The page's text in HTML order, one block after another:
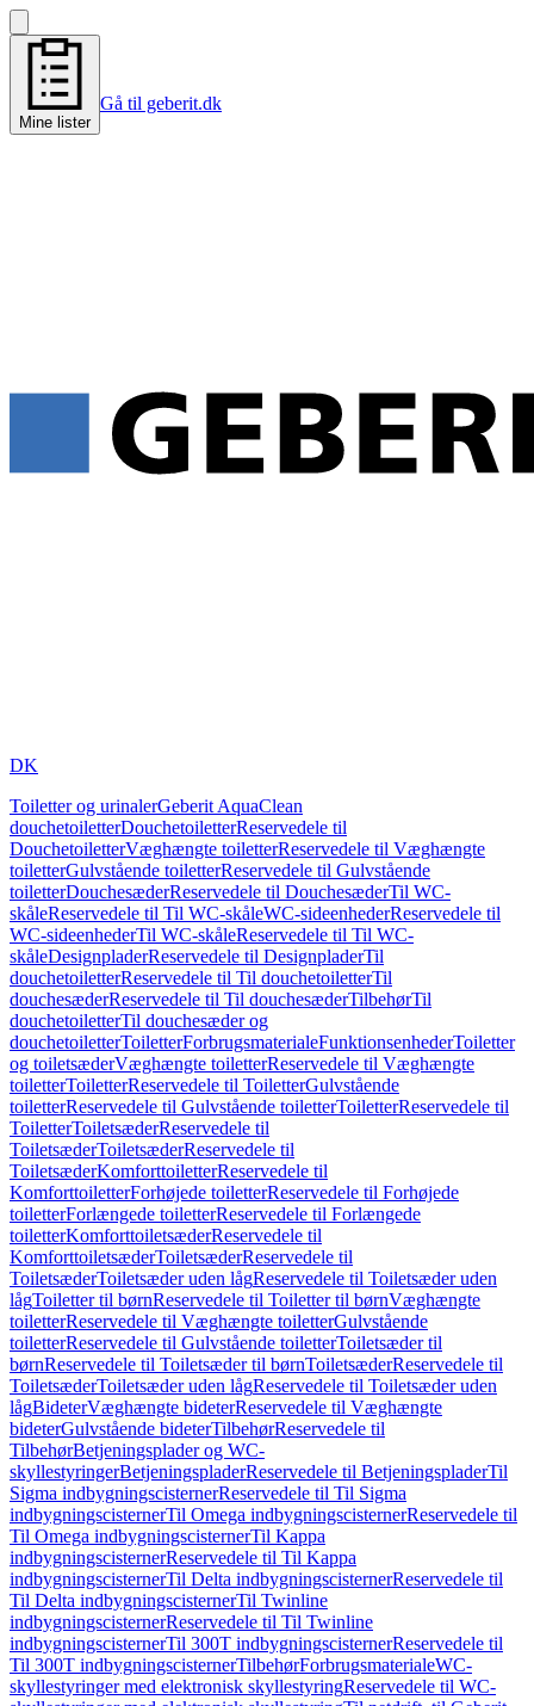
Mine lister
Gå til geberit.dk
DK
Toiletter og urinalerGeberit AquaClean
douchetoiletterDouchetoiletterReservedele til
DouchetoiletterVæghængte toiletterReservedele til Væghængte
toiletterGulvstående toiletterReservedele til Gulvstående
toiletterDouchesæderReservedele til DouchesæderTil WC-
skåleReservedele til Til WC-skåleWC-sideenhederReservedele til
WC-sideenhederTil WC-skåleReservedele til Til WC-
skåleDesignpladerReservedele til DesignpladerTil
douchetoiletterReservedele til Til douchetoiletterTil
douchesæderReservedele til Til douchesæderTilbehørTil
douchetoiletterTil douchesæder og
douchetoiletterToiletterForbrugsmaterialeFunktionsenhederToiletter
og toiletsæderVæghængte toiletterReservedele til Væghængte
toiletterToiletterReservedele til ToiletterGulvstående
toiletterReservedele til Gulvstående toiletterToiletterReservedele til
ToiletterToiletsæderReservedele til
ToiletsæderToiletsæderReservedele til
ToiletsæderKomforttoiletterReservedele til
KomforttoiletterForhøjede toiletterReservedele til Forhøjede
toiletterForlængede toiletterReservedele til Forlængede
toiletterKomforttoiletsæderReservedele til
KomforttoiletsæderToiletsæderReservedele til
ToiletsæderToiletsæder uden lågReservedele til Toiletsæder uden
lågToiletter til børnReservedele til Toiletter til børnVæghængte
toiletterReservedele til Væghængte toiletterGulvstående
toiletterReservedele til Gulvstående toiletterToiletsæder til
børnReservedele til Toiletsæder til børnToiletsæderReservedele til
ToiletsæderToiletsæder uden lågReservedele til Toiletsæder uden
lågBideterVæghængte bideterReservedele til Væghængte
bideterGulvstående bideterTilbehørReservedele til
TilbehørBetjeningsplader og WC-
skyllestyringerBetjeningspladerReservedele til BetjeningspladerTil
Sigma indbygningscisternerReservedele til Til Sigma
indbygningscisternerTil Omega indbygningscisternerReservedele til
Til Omega indbygningscisternerTil Kappa
indbygningscisternerReservedele til Til Kappa
indbygningscisternerTil Delta indbygningscisternerReservedele til
Til Delta indbygningscisternerTil Twinline
indbygningscisternerReservedele til Til Twinline
indbygningscisternerTil 300T indbygningscisternerReservedele til
Til 300T indbygningscisternerTilbehørForbrugsmaterialeWC-
skyllestyringer med elektronisk skyllestyringReservedele til WC-